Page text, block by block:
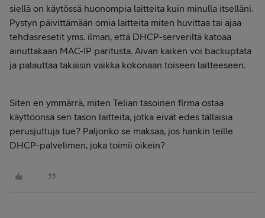
siellä on käytössä huonompia laitteita kuin minulla itselläni.
Pystyn päivittämään omia laitteita miten huvittaa tai ajaa
tehdasresetit yms. ilman, että DHCP-serveriltä katoaa
ainuttakaan MAC-IP paritusta. Aivan kaiken voi backuptata
ja palauttaa takaisin vaikka kokonaan toiseen laitteeseen.
Siten en ymmärrä, miten Telian tasoinen firma ostaa
käyttöönsä sen tason laitteita, jotka eivät edes tällaisia
perusjuttuja tue? Paljonko se maksaa, jos hankin teille
DHCP-palvelimen, joka toimii oikein?